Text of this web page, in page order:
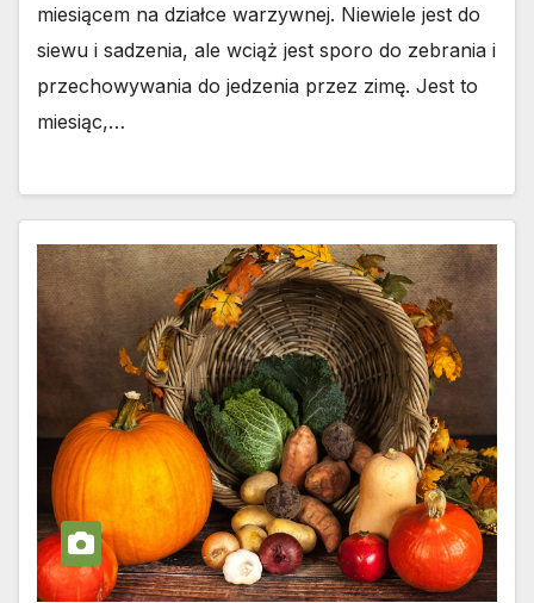
miesiącem na działce warzywnej. Niewiele jest do
siewu i sadzenia, ale wciąż jest sporo do zebrania i
przechowywania do jedzenia przez zimę. Jest to
miesiąc,…